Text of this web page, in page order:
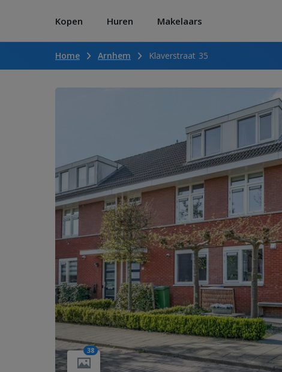
Kopen Huren Makelaars
Home Arnhem Klaverstraat 35
38